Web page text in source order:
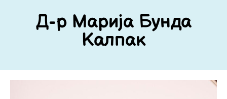
Д-р Марија Бунда
Калпак